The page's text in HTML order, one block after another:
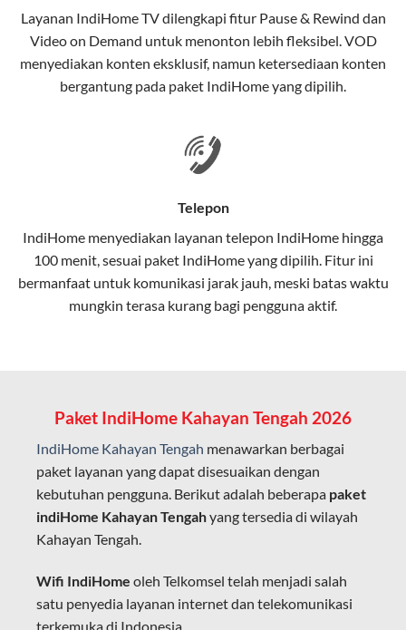
pelanggan. Teknologi ini memiliki beberapa
keunggulan:
Kecepatan Tinggi
dibandingkan kabel tembaga atau DSL.
elektromagnetik, sehingga koneksi tetap lancar.
Latensi Rendah
Cocok untuk aktivitas yang membutuhkan koneksi
Mampu menangani banyak perangkat sekaligus tanpa
Dengan teknologi ini, IndiHome memberikan pengalaman
internet yang lebih baik bagi pengguna untuk bekerja,
belajar, dan hiburan di rumah.
IndiHome sering disebut sebagai WiFi IndiHome karena
fiber optic dapat dikoneksikan melalui perangkat router
WiFi.
Layanan IndiHome TVdilengkapi fitur Pause & Rewind dan
Video on Demand untuk menonton lebih fleksibel. VOD
menyediakan konten eksklusif, namun ketersediaan konten
bergantung pada paket IndiHome yang dipilih.
Telepon
IndiHome menyediakan layanan telepon IndiHome hingga
100 menit, sesuai paket IndiHome yang dipilih. Fitur ini
bermanfaat untuk komunikasi jarak jauh, meski batas waktu
mungkin terasa kurang bagi pengguna aktif.
Paket IndiHome Kahayan Tengah 2026
IndiHome Kahayan Tengah menawarkan berbagai
paket layanan yang dapat disesuaikan dengan
kebutuhan pengguna. Berikut adalah beberapa paket
indiHome Kahayan Tengahyang tersedia di wilayah
Kahayan Tengah.
Wifi IndiHome oleh Telkomsel telah menjadi salah
satu penyedia layanan internet dan telekomunikasi
terkemuka di Indonesia.